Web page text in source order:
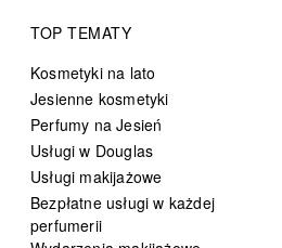
TOP TEMATY
Kosmetyki na lato
Jesienne kosmetyki
Perfumy na Jesień
Usługi w Douglas
Usługi makijażowe
Bezpłatne usługi w każdej
perfumerii